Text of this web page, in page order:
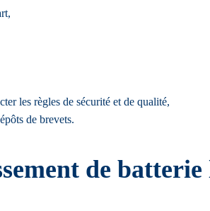
les règles de sécurité et de qualité,
de brevets.
de